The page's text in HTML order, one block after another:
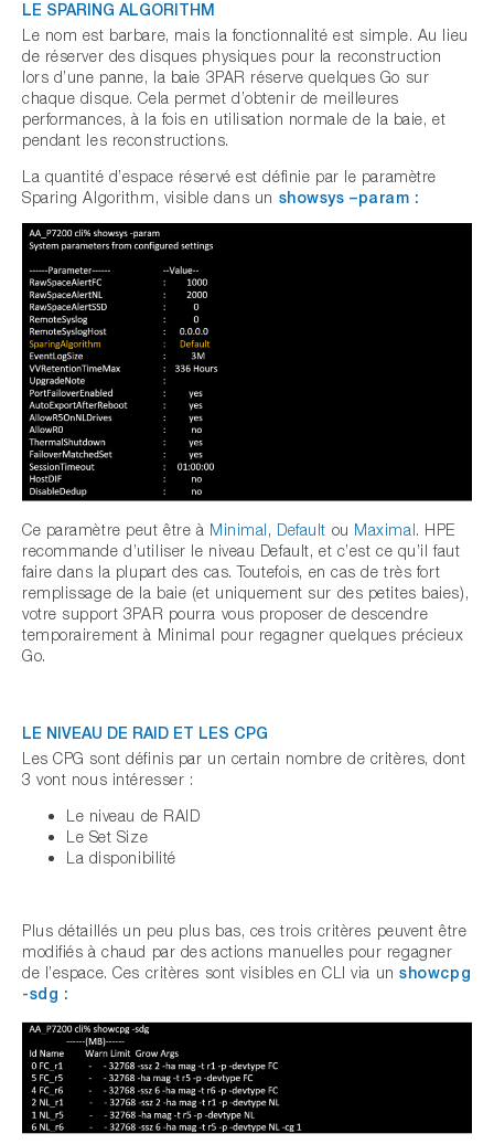
LE SPARING ALGORITHM
Le nom est barbare, mais la fonctionnalité est simple. Au lieu
de réserver des disques physiques pour la reconstruction
lors d’une panne, la baie 3PAR réserve quelques Go sur
chaque disque. Cela permet d’obtenir de meilleures
performances, à la fois en utilisation normale de la baie, et
pendant les reconstructions.
La quantité d’espace réservé est définie par le paramètre
Sparing Algorithm, visible dans un showsys –param :
Ce paramètre peut être à Minimal, Default ou Maximal. HPE
recommande d’utiliser le niveau Default, et c’est ce qu’il faut
faire dans la plupart des cas. Toutefois, en cas de très fort
remplissage de la baie (et uniquement sur des petites baies),
votre support 3PAR pourra vous proposer de descendre
temporairement à Minimal pour regagner quelques précieux
Go.
LE NIVEAU DE RAID ET LES CPG
Les CPG sont définis par un certain nombre de critères, dont
3 vont nous intéresser :
Le niveau de RAID
Le Set Size
La disponibilité
Plus détaillés un peu plus bas, ces trois critères peuvent être
modifiés à chaud par des actions manuelles pour regagner
de l’espace. Ces critères sont visibles en CLI via unshowcpg
-sdg :